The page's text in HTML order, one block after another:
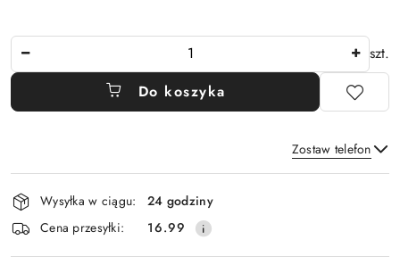
szt.
Do koszyka
Zostaw telefon
Wyślij
Dostępność
i
dostawa
Wysyłka w ciągu:
24 godziny
Cena przesyłki:
16.99